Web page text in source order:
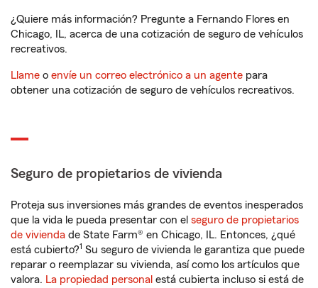
¿Quiere más información? Pregunte a Fernando Flores en
Chicago, IL, acerca de una cotización de seguro de vehículos
recreativos.
Llame o envíe un correo electrónico a un agente para
obtener una cotización de seguro de vehículos recreativos.
Seguro de propietarios de vivienda
Proteja sus inversiones más grandes de eventos inesperados
que la vida le pueda presentar con el seguro de propietarios
de vivienda de State Farm® en Chicago, IL. Entonces, ¿qué
está cubierto?1 Su seguro de vivienda le garantiza que puede
reparar o reemplazar su vivienda, así como los artículos que
valora. La propiedad personal está cubierta incluso si está de